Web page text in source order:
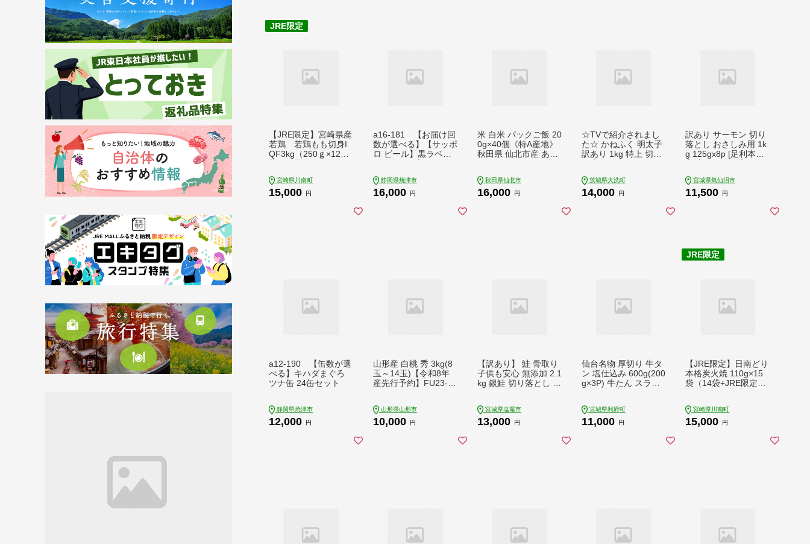
【JRE限定】宮崎県産
若鶏 若鶏もも切身I
QF3kg（250ｇ×12
宮崎県川南町
15,000 円
a16-181 【お届け回
数が選べる】【サッポ
ロ ビール】黒ラベル3
静岡県焼津市
16,000 円
米 白米 パックご飯 20
0g×40個《特A産地》
秋田県 仙北市産 あき
クライス ご飯 ご飯パ
ック ごはんパック パ
秋田県仙北市
16,000 円
☆TVで紹介されまし
た☆ かねふく 明太子
訳あり 1kg 特上 切れ
わけあり 規格外 不揃
い 傷 家庭用
茨城県大洗町
14,000 円
訳あり サーモン 切り
落とし おさしみ用 1k
g 125gx8p [足利本店
刺し身 刺し身 刺身 生
生食 個包装 チリ銀鮭
宮城県気仙沼市
11,500 円
a12-190 【缶数が選
べる】キハダまぐろ
ツナ缶 24缶セット
静岡県焼津市
12,000 円
山形産 白桃 秀 3kg(8
玉～14玉)【令和8年
産先行予約】FU23-31
山形県山形市
10,000 円
【訳あり】 鮭 骨取り
子供も安心 無添加 2.1
kg 銀鮭 切り落とし 不
凍 塩釜水産食品 宮城
県 塩竈市 魚介
宮城県塩竈市
13,000 円
仙台名物 厚切り 牛タ
ン 塩仕込み 600g(200
g×3P) 牛たん スライ
タレ 小分け 仙台 名物
厚切 肉厚 おいしい 美
宮城県利府町
11,000 円
【JRE限定】日南どり
本格炭火焼 110g×15
袋（14袋+JRE限定1
宮崎県川南町
15,000 円